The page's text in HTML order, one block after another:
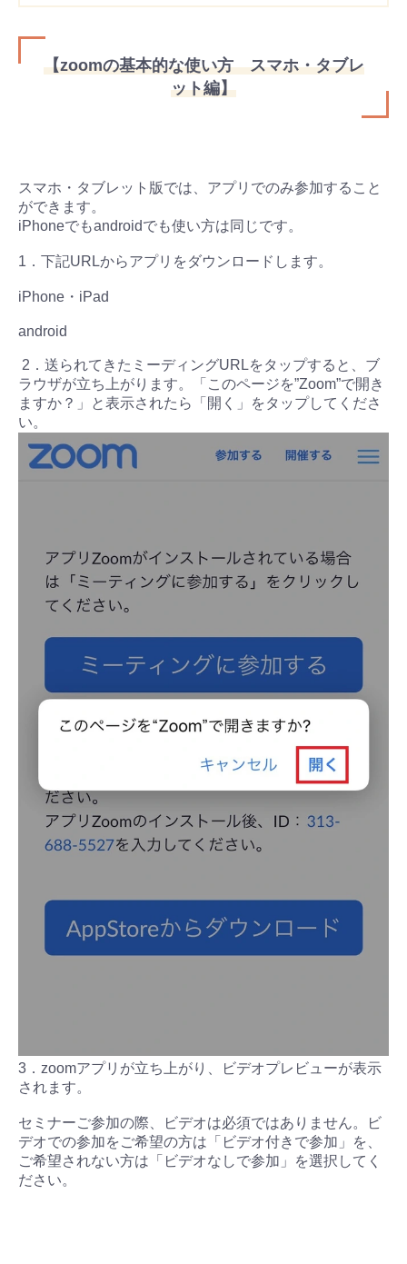
【zoomの基本的な使い方 スマホ・タブレ
ット編】
スマホ・タブレット版では、アプリでのみ参加すること
ができます。
iPhoneでもandroidでも使い方は同じです。
1．下記URLからアプリをダウンロードします。
iPhone・iPad
android
2．送られてきたミーディングURLをタップすると、ブ
ラウザが立ち上がります。「このページを”Zoom”で開き
ますか？」と表示されたら「開く」をタップしてくださ
い。
3．zoomアプリが立ち上がり、ビデオプレビューが表示
されます。
セミナーご参加の際、ビデオは必須ではありません。ビ
デオでの参加をご希望の方は「ビデオ付きで参加」を、
ご希望されない方は「ビデオなしで参加」を選択してく
ださい。